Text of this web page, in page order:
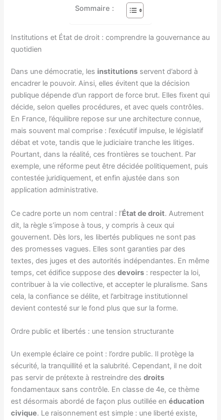
Sommaire :
Institutions et État de droit : comprendre la gouvernance au
quotidien
Dans une démocratie, les institutions servent d’abord à
encadrer le pouvoir. Ainsi, elles évitent que la décision
publique dépende d’un rapport de force brut. Elles fixent qui
décide, selon quelles procédures, et avec quels contrôles.
En France, l’équilibre repose sur une architecture connue,
mais souvent mal comprise : l’exécutif impulse, le législatif
débat et vote, tandis que le judiciaire tranche les litiges.
Pourtant, dans la réalité, ces frontières se touchent. Par
exemple, une réforme peut être décidée politiquement, puis
contestée juridiquement, et enfin ajustée dans son
application administrative.
Ce cadre porte un nom central : l’État de droit. Autrement
dit, la règle s’impose à tous, y compris à ceux qui
gouvernent. Dès lors, les libertés publiques ne sont pas
des promesses vagues. Elles sont garanties par des
textes, des juges et des autorités indépendantes. En même
temps, cet édifice suppose desdevoirs : respecter la loi,
contribuer à la vie collective, et accepter le pluralisme. Sans
cela, la confiance se délite, et l’arbitrage institutionnel
devient contesté sur le fond plus que sur la forme.
Ordre public et libertés : une tension structurante
Un exemple éclaire ce point : l’ordre public. Il protège la
sécurité, la tranquillité et la salubrité. Cependant, il ne doit
pas servir de prétexte à restreindre desdroits
fondamentaux sans contrôle. En classe de 4e, ce thème
est désormais abordé de façon plus outillée enéducation
civique. Le raisonnement est simple : une liberté existe,